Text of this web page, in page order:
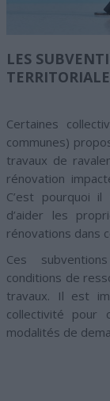
LES
Certaines
communes)
travaux de
rénovation
C’est pourquoi
d’aider les
rénovations dans
Ces
conditions de
travaux. Il est
collectivité pour
modalités de